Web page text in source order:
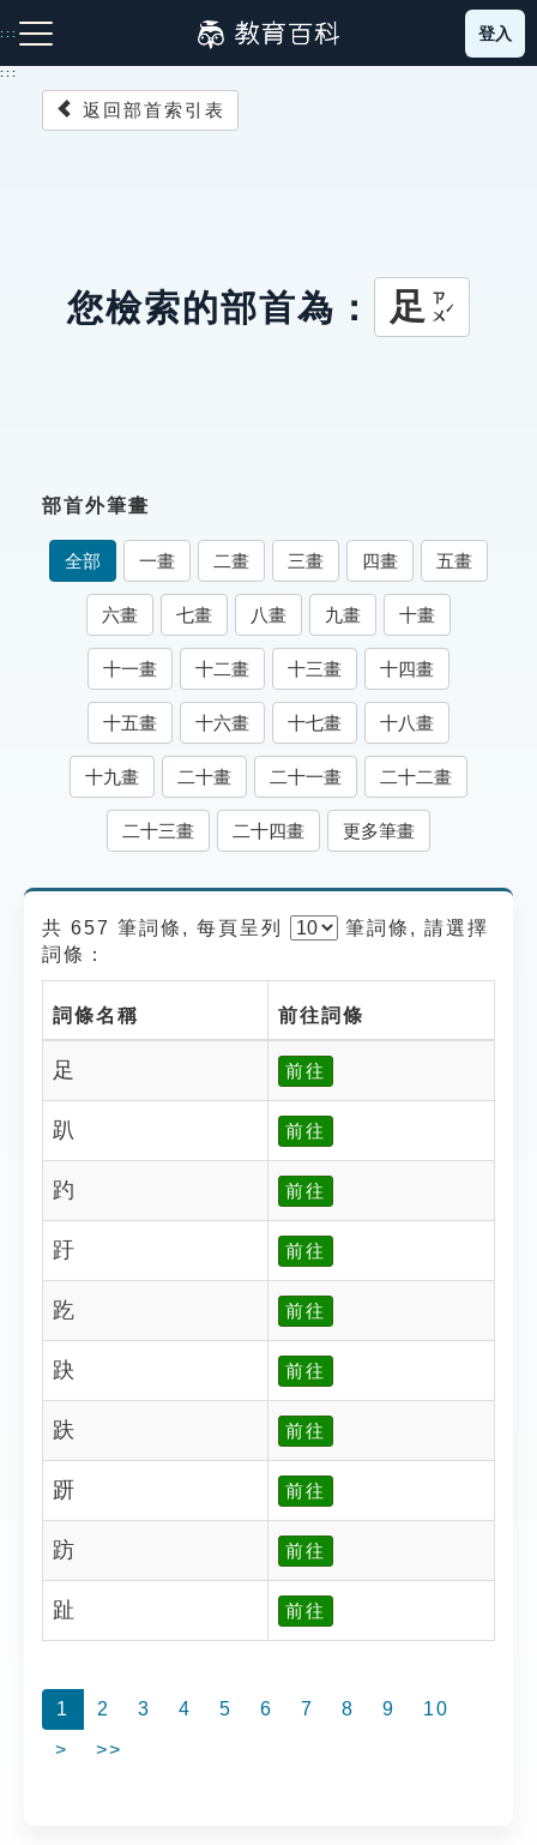
到
主
:::
成語故事
索引選單
知識索引
單字索引
生命大百科索引
遊戲專區
貓頭鷹博士
登入
:::
返回部首索引表
您檢索的部首為： 足 ㄗㄨˊ
部首外筆畫
全部 一畫 二畫 三畫 四畫 五畫
六畫 七畫 八畫 九畫 十畫
十一畫 十二畫 十三畫 十四畫
十五畫 十六畫 十七畫 十八畫
十九畫 二十畫 二十一畫 二十二畫
二十三畫 二十四畫 更多筆畫
共 657 筆詞條, 每頁呈列 筆詞條, 請選擇
詞條：
詞條名稱 前往詞條
足 前往
趴 前往
趵 前往
趶 前往
趷 前往
趹 前往
趺 前往
趼 前往
趽 前往
趾 前往
1 2 3 4 5 6 7 8 9
10
>
>>